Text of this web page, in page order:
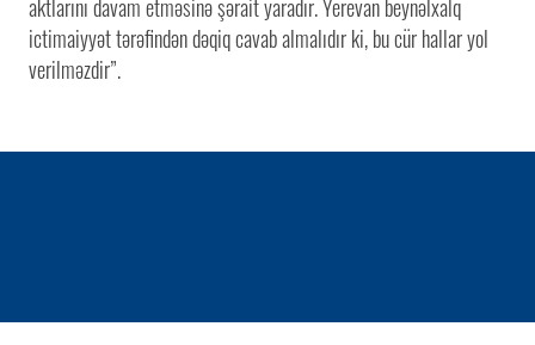
aktlarını davam etməsinə şərait yaradır. Yerevan beynəlxalq
ictimaiyyət tərəfindən dəqiq cavab almalıdır ki, bu cür hallar yol
verilməzdir”.